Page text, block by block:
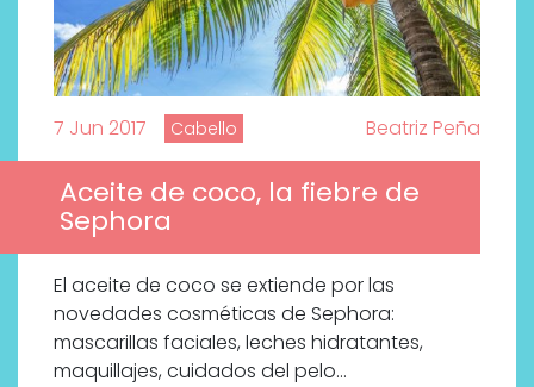
7 Jun 2017 Cabello Beatriz Peña
Aceite de coco, la fiebre de
Sephora
El aceite de coco se extiende por las
novedades cosméticas de Sephora:
mascarillas faciales, leches hidratantes,
maquillajes, cuidados del pelo…